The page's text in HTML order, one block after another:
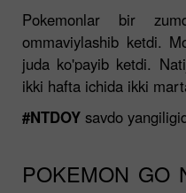
Pokemonlar bir
ommaviylashib ketdi.
juda ko'payib ketdi.
ikki hafta ichida ikki
#NTDOY savdo
POKEMON GO